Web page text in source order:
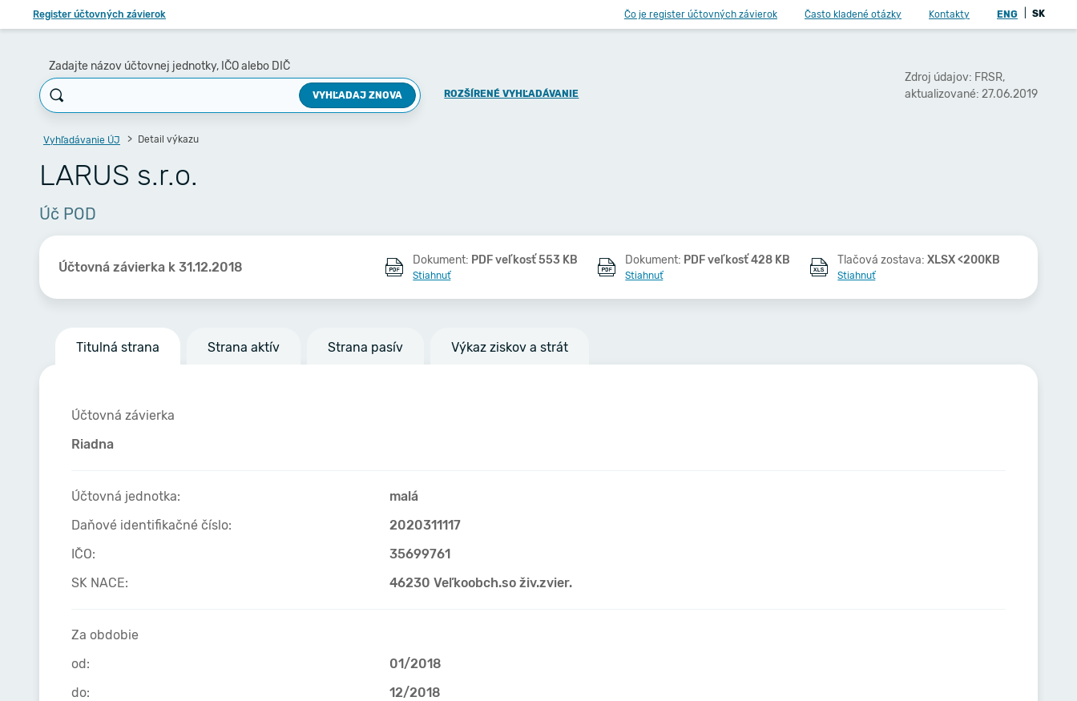
Register účtovných závierok Čo je register účtovných závierok Často kladené otázky Kontakty ENG SK
Zadajte názov účtovnej jednotky, IČO alebo DIČ
VYHĽADAJ ZNOVA ROZŠÍRENÉ VYHĽADÁVANIE
Zdroj údajov: FRSR,
aktualizované: 27.06.2019
Vyhľadávanie ÚJ Detail výkazu
LARUS s.r.o.
Úč POD
Účtovná závierka k 31.12.2018 Dokument: PDF veľkosť 553 KB
Stiahnuť
Dokument: PDF veľkosť 428 KB
Stiahnuť
Tlačová zostava:XLSX <200KB
Stiahnuť
Titulná strana Strana aktív Strana pasív Výkaz ziskov a strát
Účtovná závierka
Riadna
Účtovná jednotka:
malá
Daňové identifikačné číslo:
2020311117
IČO:
35699761
SK NACE:
46230 Veľkoobch.so živ.zvier.
Za obdobie
od:
01/2018
do:
12/2018